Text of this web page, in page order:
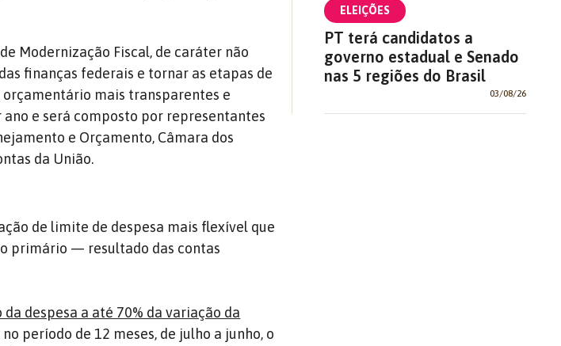
Modernização Fiscal, de caráter não
finanças federais e tornar as etapas de
mais transparentes e
e será composto por representantes
e Orçamento, Câmara dos
da União.
de limite de despesa mais flexível que
primário — resultado das contas
despesa a até 70% da variação da
no período de 12 meses, de julho a junho, o
ELEIÇÕES
PT terá candidatos a
governo estadual e Senado
nas 5 regiões do Brasil
03/08/26